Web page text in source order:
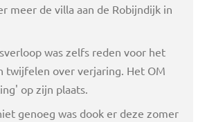
meer de villa aan de Robijndijk in
was zelfs reden voor het
twijfelen over verjaring. Het OM
op zijn plaats.
genoeg was dook er deze zomer